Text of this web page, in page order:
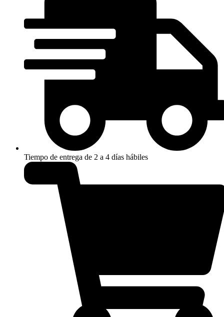
Tiempo de entrega de 2 a 4 días hábiles